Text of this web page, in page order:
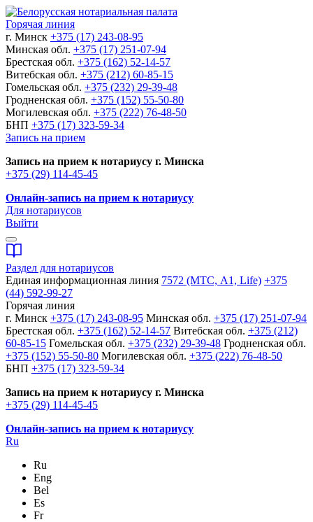
Горячая линия
г. Минск +375 (17) 243-08-95
Минская обл. +375 (17) 251-07-94
Брестская обл. +375 (162) 52-14-57
Витебская обл. +375 (212) 60-85-15
Гомельская обл. +375 (232) 29-39-48
Гродненская обл. +375 (152) 55-50-80
Могилевская обл. +375 (222) 76-48-50
БНП +375 (17) 323-59-34
Запись на прием
Запись на прием к нотариусу г. Минска
+375 (29) 114-45-45
Онлайн-запись на прием к нотариусу
Для нотариусов
Выйти
Раздел для нотариусов
Единая информационная линия 7572 (МТС, A1, Life) +375
(44) 592-99-27
Горячая линия
г. Минск +375 (17) 243-08-95 Минская обл. +375 (17) 251-07-94
Брестская обл. +375 (162) 52-14-57 Витебская обл. +375 (212)
60-85-15 Гомельская обл. +375 (232) 29-39-48 Гродненская обл.
+375 (152) 55-50-80 Могилевская обл. +375 (222) 76-48-50
БНП +375 (17) 323-59-34
Запись на прием к нотариусу г. Минска
+375 (29) 114-45-45
Онлайн-запись на прием к нотариусу
Ru
Ru
Eng
Bel
Es
Fr